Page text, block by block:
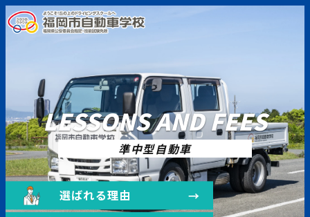
LESSONS AND FEES
準中型自動車
選ばれる理由